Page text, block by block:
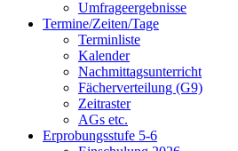
Umfrageergebnisse
Termine/Zeiten/Tage
Terminliste
Kalender
Nachmittagsunterricht
Fächerverteilung (G9)
Zeitraster
AGs etc.
Erprobungsstufe 5-6